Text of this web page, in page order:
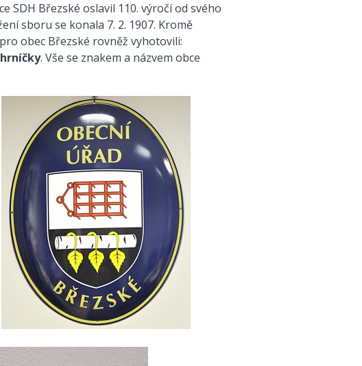
SDH Březské oslavil 110. výročí od svého
sboru se konala 7. 2. 1907. Kromě
obec Březské rovněž vyhotovili:
hrníčky. Vše se znakem a názvem obce